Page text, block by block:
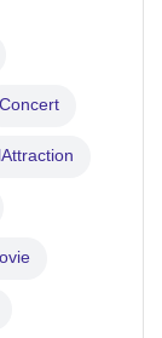
Concert